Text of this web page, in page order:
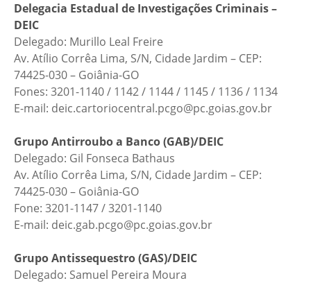
Delegacia Estadual de Investigações Criminais –
DEIC
Delegado: Murillo Leal Freire
Av. Atílio Corrêa Lima, S/N, Cidade Jardim – CEP:
74425-030 – Goiânia-GO
Fones: 3201-1140 / 1142 / 1144 / 1145 / 1136 / 1134
E-mail: deic.cartoriocentral.pcgo@pc.goias.gov.br
Grupo Antirroubo a Banco (GAB)/DEIC
Delegado: Gil Fonseca Bathaus
Av. Atílio Corrêa Lima, S/N, Cidade Jardim – CEP:
74425-030 – Goiânia-GO
Fone: 3201-1147 / 3201-1140
E-mail: deic.gab.pcgo@pc.goias.gov.br
Grupo Antissequestro (GAS)/DEIC
Delegado: Samuel Pereira Moura